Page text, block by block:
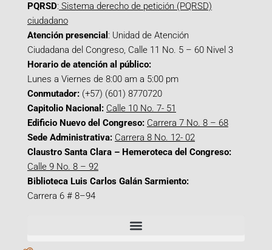
PQRSD: Sistema derecho de petición (PQRSD)
ciudadano
Atención presencial : Unidad de Atención
Ciudadana del Congreso, Calle 11 No. 5 – 60 Nivel 3
Horario de atención al público:
Lunes a Viernes de 8:00 am a 5:00 pm
Conmutador: (+57) (601) 8770720
Capitolio Nacional: Calle 10 No. 7- 51
Edificio Nuevo del Congreso: Carrera 7 No. 8 – 68
Sede Administrativa: Carrera 8 No. 12- 02
Claustro Santa Clara – Hemeroteca del Congreso:
Calle 9 No. 8 – 92
Biblioteca Luis Carlos Galán Sarmiento:
Carrera 6 # 8–94